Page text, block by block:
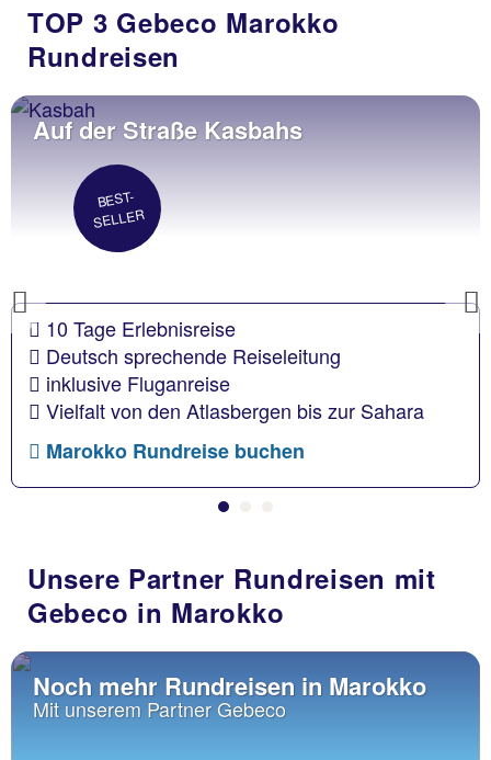
TOP 3 Gebeco Marokko
Rundreisen
Previous
Auf der Straße Kasbahs
BEST-
SELLER
10 Tage Erlebnisreise
Deutsch sprechende Reiseleitung
inklusive Fluganreise
Vielfalt von den Atlasbergen bis zur Sahara
Marokko Rundreise buchen
Unsere Partner Rundreisen mit
Gebeco in Marokko
Noch mehr Rundreisen in Marokko
Mit unserem Partner Gebeco